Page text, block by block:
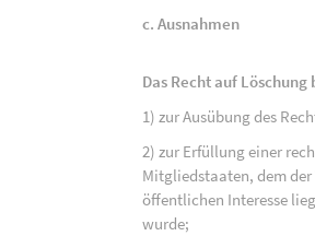
c. Ausnahmen
Das Recht auf
1) zur Ausübung des
2) zur Erfüllung einer
Mitgliedstaaten, dem
öffentlichen Interesse
wurde;